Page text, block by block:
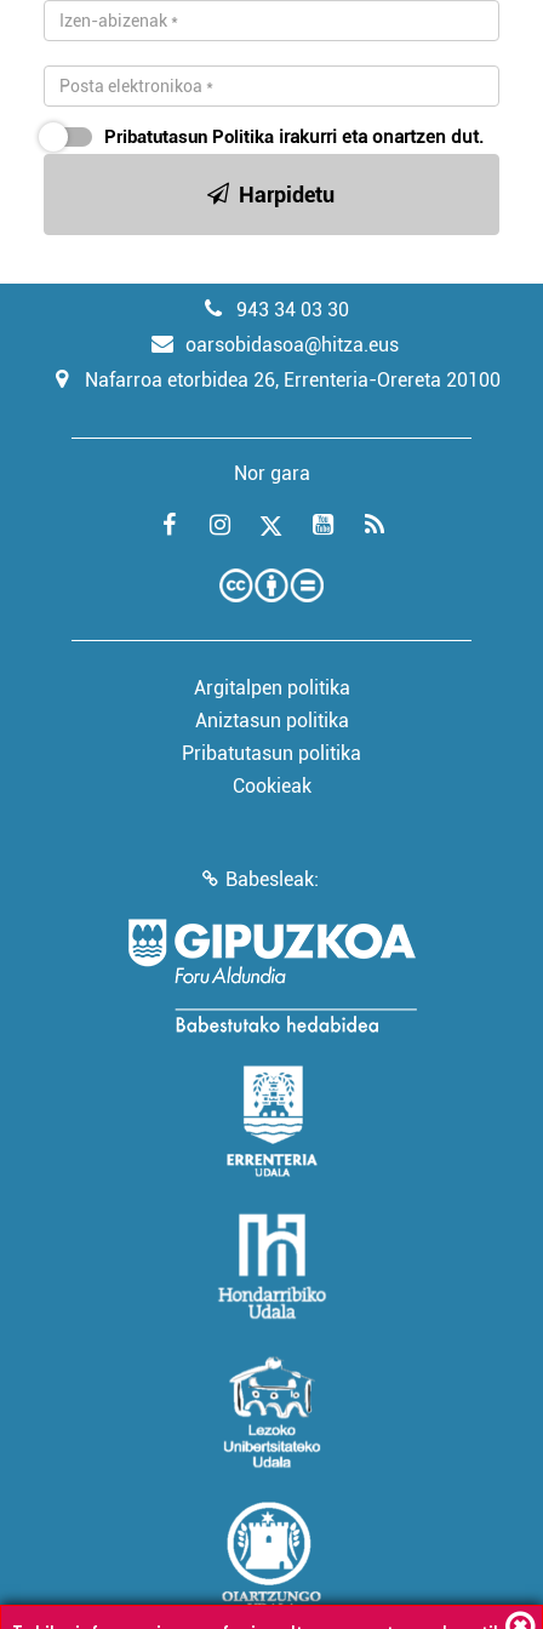
Pribatutasun Politika irakurri eta onartzen dut.
Harpidetu
943 34 03 30
oarsobidasoa@hitza.eus
Nafarroa etorbidea 26, Errenteria-Orereta 20100
Nor gara
Argitalpen politika
Aniztasun politika
Pribatutasun politika
Cookieak
Babesleak: